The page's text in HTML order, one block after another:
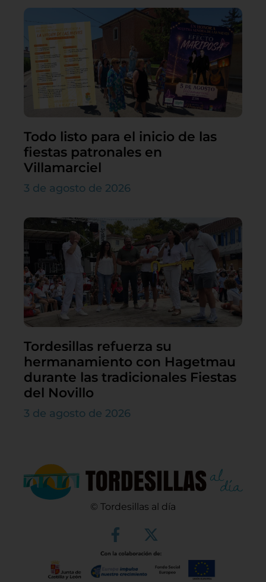
Todo listo para el inicio de las
fiestas patronales en
Villamarciel
3 de agosto de 2026
Tordesillas refuerza su
hermanamiento con Hagetmau
durante las tradicionales Fiestas
del Novillo
3 de agosto de 2026
© Tordesillas al día